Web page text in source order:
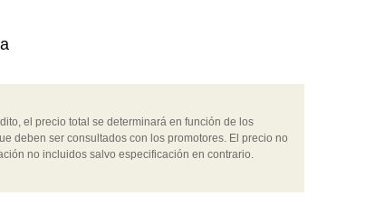
el precio total se determinará en función de los
deben ser consultados con los promotores. El precio no
no incluidos salvo especificación en contrario.